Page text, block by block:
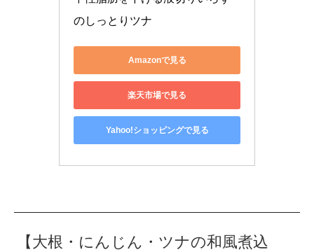
のしっとりツナ
Amazonで見る
楽天市場で見る
Yahoo!ショッピングで見る
【大根・にんじん・ツナの和風煮込